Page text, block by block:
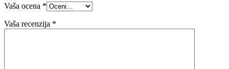
Vaša ocena *
Vaša recenzija *